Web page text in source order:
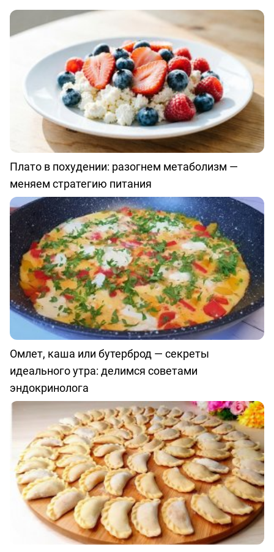
Плато в похудении: разогнем метаболизм —
меняем стратегию питания
Омлет, каша или бутерброд — секреты
идеального утра: делимся советами
эндокринолога